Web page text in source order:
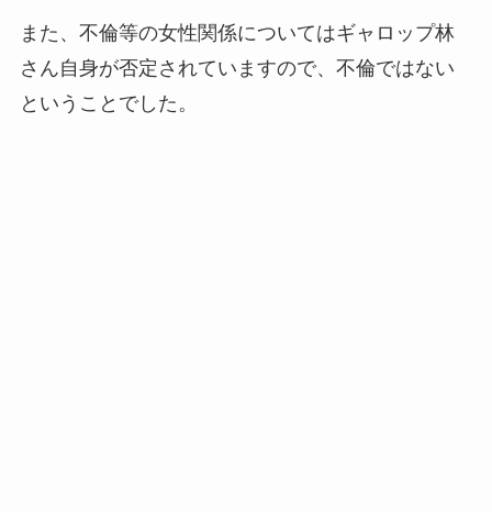
また、不倫等の女性関係についてはギャロップ林
さん自身が否定されていますので、不倫ではない
ということでした。